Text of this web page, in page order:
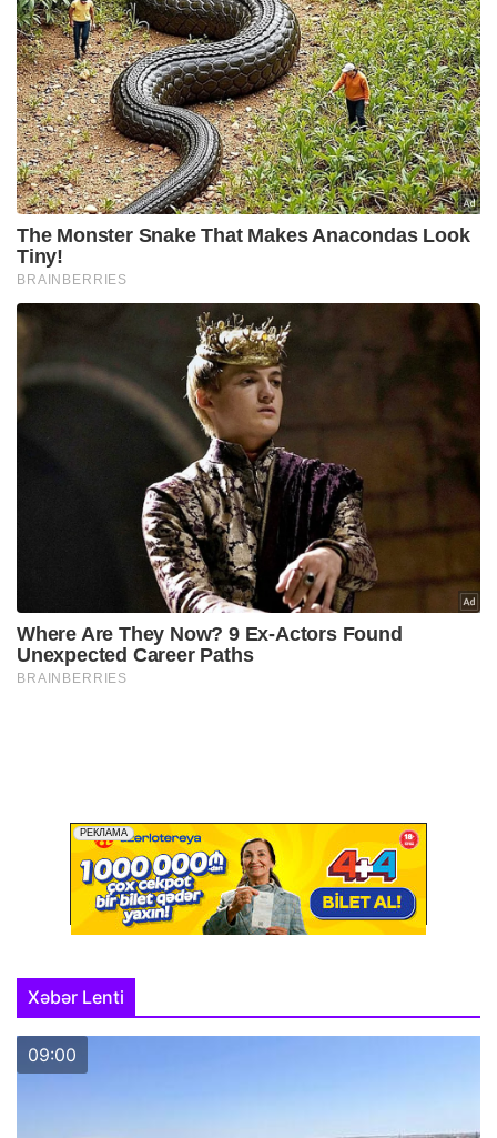
Xəbər Lenti
09:00